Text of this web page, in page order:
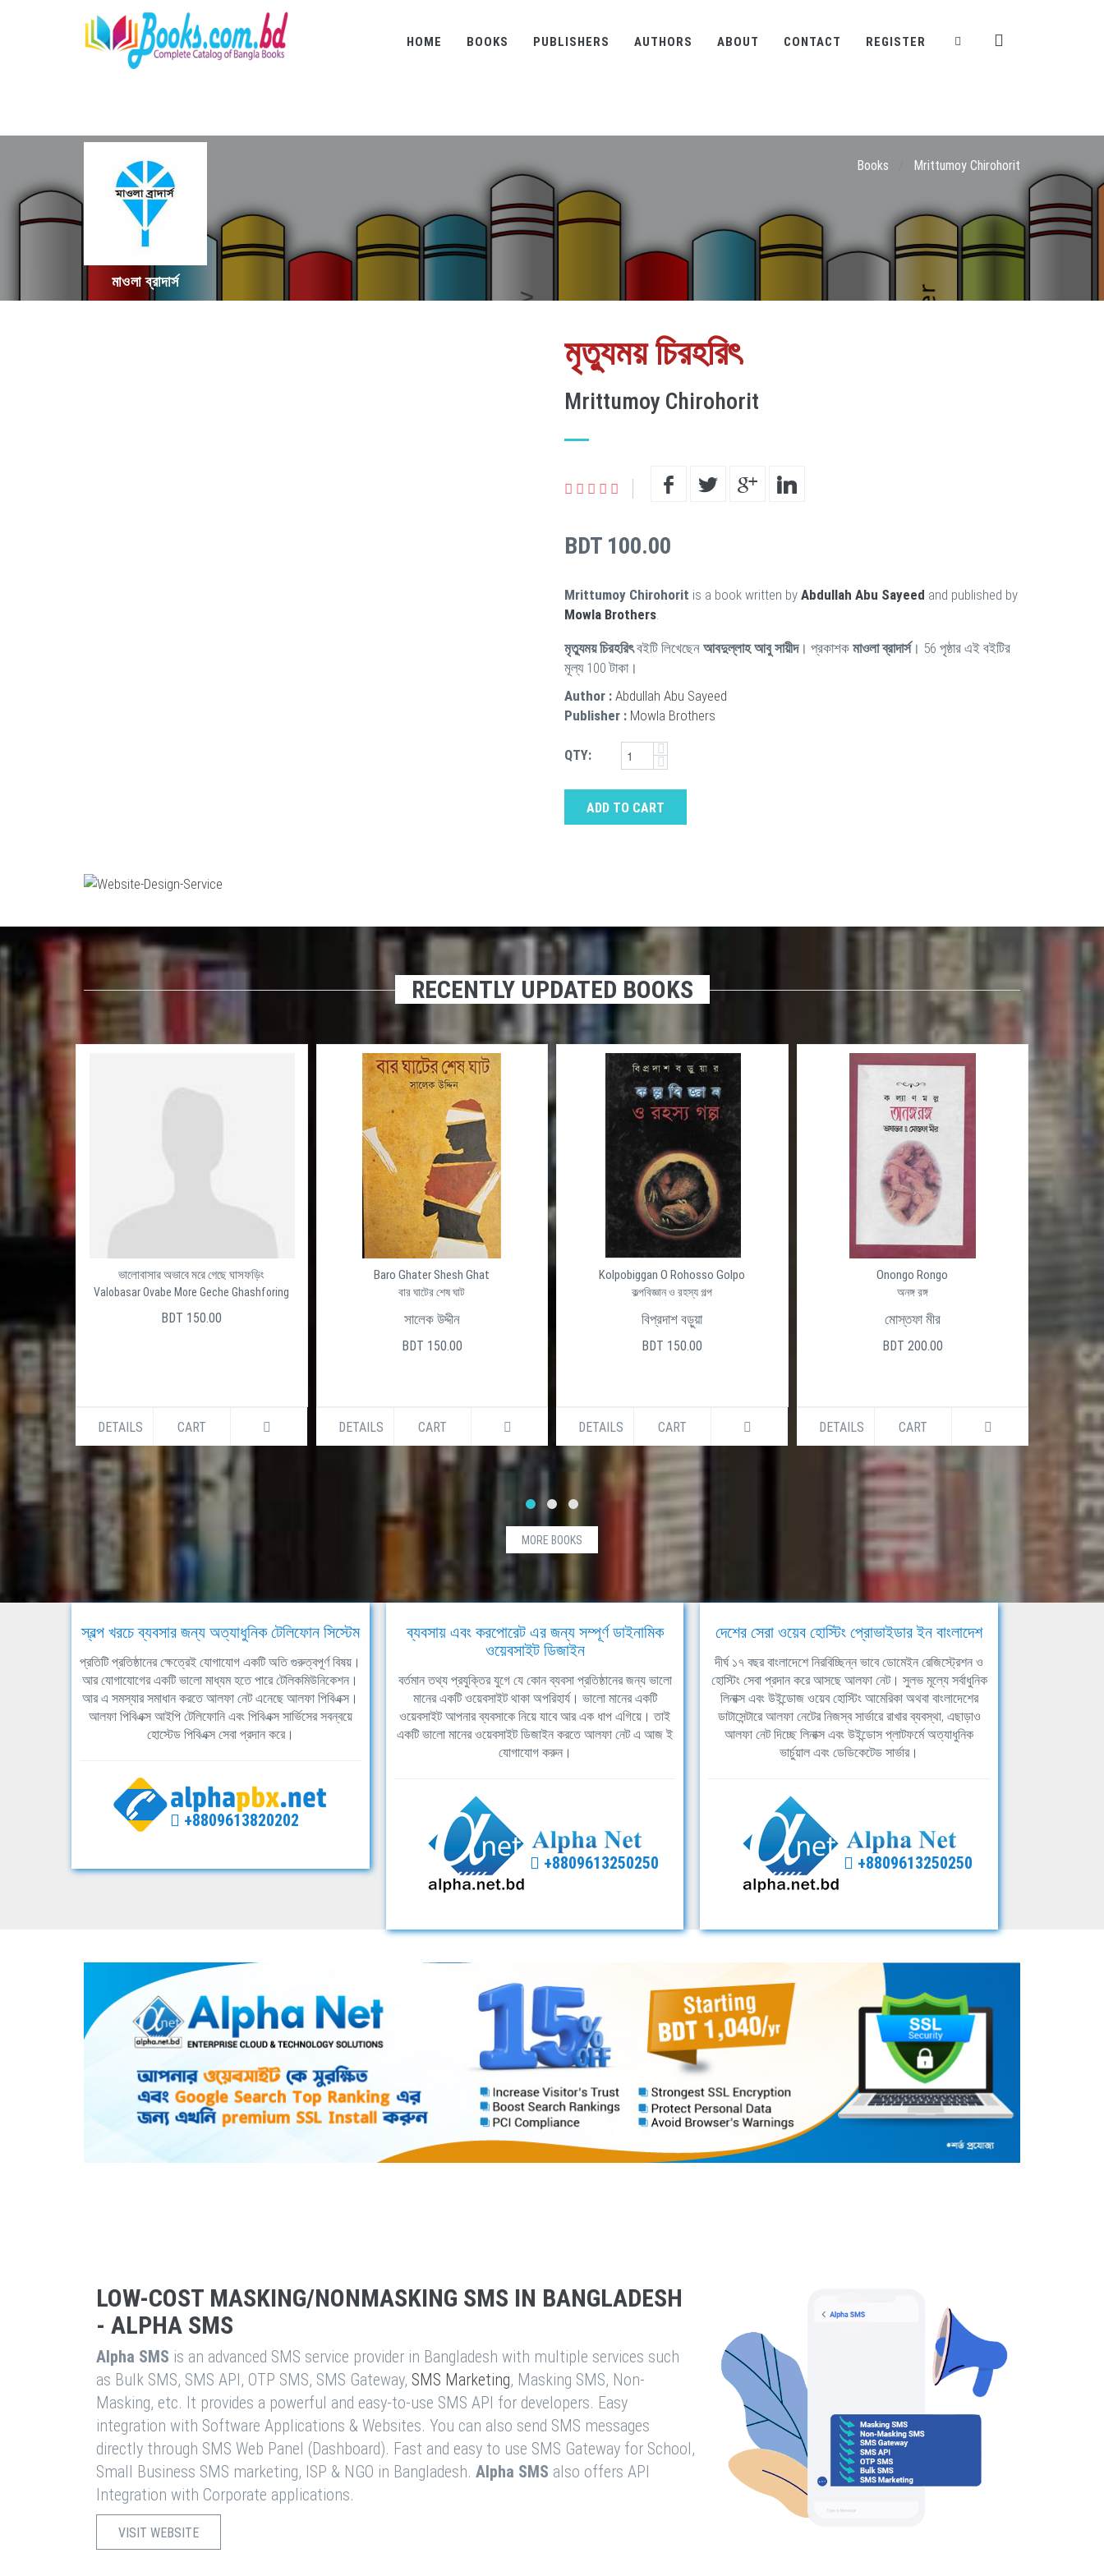
HOME BOOKS PUBLISHERS AUTHORS ABOUT CONTACT REGISTER
মাওলা ব্রাদার্স
Books Mrittumoy Chirohorit
মৃত্যুময় চিরহরিৎ
Mrittumoy Chirohorit
BDT 100.00
Mrittumoy Chirohorit is a book written by Abdullah Abu Sayeed and published by
Mowla Brothers.
মৃত্যুময় চিরহরিৎবইটি লিখেছেন আবদুল্লাহ আবু সায়ীদ। প্রকাশক মাওলা ব্রাদার্স। 56 পৃষ্ঠার এই বইটির
মূল্য 100 টাকা।
Author : Abdullah Abu Sayeed
Publisher : Mowla Brothers
QTY:
ADD TO CART
RECENTLY UPDATED BOOKS
ভালোবাসার অভাবে মরে গেছে ঘাসফড়িং
Valobasar Ovabe More Geche Ghashforing
BDT 150.00
DETAILS CART
Baro Ghater Shesh Ghat
বার ঘাটের শেষ ঘাট
সালেক উদ্দীন
BDT 150.00
DETAILS CART
Kolpobiggan O Rohosso Golpo
কল্পবিজ্ঞান ও রহস্য গল্প
বিপ্রদাশ বড়ুয়া
BDT 150.00
DETAILS CART
Onongo Rongo
অনঙ্গ রঙ্গ
মোস্তফা মীর
BDT 200.00
DETAILS CART DETAILS
MORE BOOKS
স্বল্প খরচে ব্যবসার জন্য অত্যাধুনিক টেলিফোন সিস্টেম
প্রতিটি প্রতিষ্ঠানের ক্ষেত্রেই যোগাযোগ একটি অতি গুরুত্বপূর্ণ বিষয়।
আর যোগাযোগের একটি ভালো মাধ্যম হতে পারে টেলিকমিউনিকেশন।
আর এ সমস্যার সমাধান করতে আলফা নেট এনেছে আলফা পিবিএক্স।
আলফা পিবিএক্স আইপি টেলিফোনি এবং পিবিএক্স সার্ভিসের সবন্বয়ে
হোস্টেড পিবিএক্স সেবা প্রদান করে।
+8809613820202
ব্যবসায় এবং করপোরেট এর জন্য সম্পূর্ণ ডাইনামিক
ওয়েবসাইট ডিজাইন
বর্তমান তথ্য প্রযুক্তির যুগে যে কোন ব্যবসা প্রতিষ্ঠানের জন্য ভালো
মানের একটি ওয়েবসাইট থাকা অপরিহার্য। ভালো মানের একটি
ওয়েবসাইট আপনার ব্যবসাকে নিয়ে যাবে আর এক ধাপ এগিয়ে। তাই
একটি ভালো মানের ওয়েবসাইট ডিজাইন করতে আলফা নেট এ আজ ই
যোগাযোগ করুন।
+8809613250250
দেশের সেরা ওয়েব হোস্টিং প্রোভাইডার ইন বাংলাদেশ
দীর্ঘ ১৭ বছর বাংলাদেশে নিরবিচ্ছিন্ন ভাবে ডোমেইন রেজিস্ট্রেশন ও
হোস্টিং সেবা প্রদান করে আসছে আলফা নেট। সুলভ মূল্যে সর্বাধুনিক
লিনাক্স এবং উইন্ডোজ ওয়েব হোস্টিং আমেরিকা অথবা বাংলাদেশের
ডাটাসেন্টারে আলফা নেটের নিজস্ব সার্ভারে রাখার ব্যবস্থা, এছাড়াও
আলফা নেট দিচ্ছে লিনাক্স এবং উইন্ডোস প্লাটফর্মে অত্যাধুনিক
ভার্চুয়াল এবং ডেডিকেটেড সার্ভার।
+8809613250250
LOW-COST MASKING/NONMASKING SMS IN BANGLADESH
- ALPHA SMS
Alpha SMS is an advanced SMS service provider in Bangladesh with multiple services such
as Bulk SMS, SMS API, OTP SMS, SMS Gateway, SMS Marketing, Masking SMS, Non-
Masking, etc. It provides a powerful and easy-to-use SMS API for developers. Easy
integration with Software Applications & Websites. You can also send SMS messages
directly through SMS Web Panel (Dashboard). Fast and easy to use SMS Gateway for School,
Small Business SMS marketing, ISP & NGO in Bangladesh. Alpha SMS also offers API
Integration with Corporate applications.
VISIT WEBSITE